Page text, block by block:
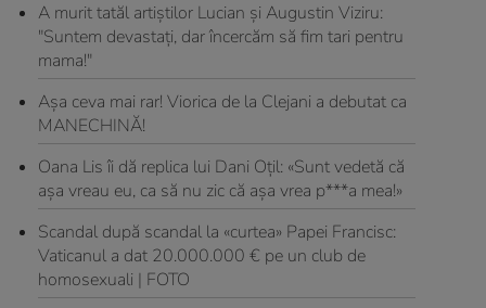
A murit tatăl artiştilor Lucian şi Augustin Viziru:
"Suntem devastaţi, dar încercăm să fim tari pentru
mama!"
Aşa ceva mai rar! Viorica de la Clejani a debutat ca
MANECHINĂ!
Oana Lis îi dă replica lui Dani Oțil: «Sunt vedetă că
așa vreau eu, ca să nu zic că așa vrea p***a mea!»
Scandal după scandal la «curtea» Papei Francisc:
Vaticanul a dat 20.000.000 € pe un club de
homosexuali | FOTO